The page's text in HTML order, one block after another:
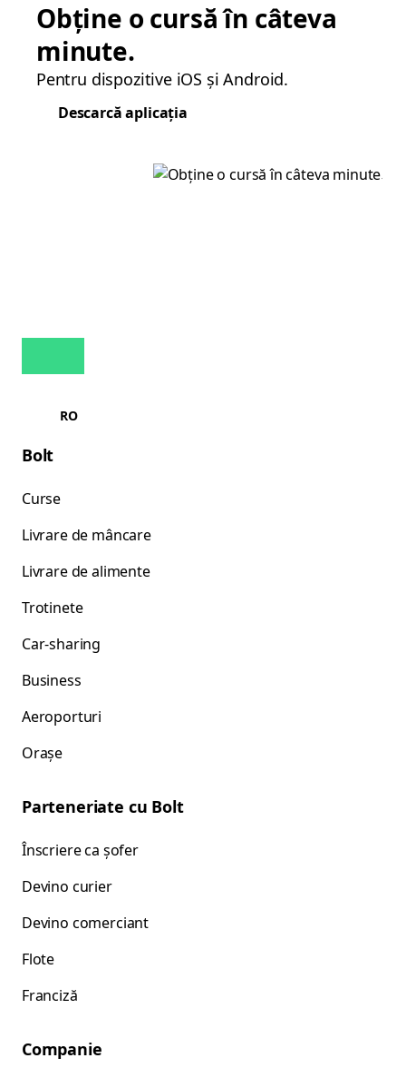
Obține o cursă în câteva
minute.
Pentru dispozitive iOS și Android.
Descarcă aplicația
RO
Bolt
Curse
Livrare de mâncare
Livrare de alimente
Trotinete
Car-sharing
Business
Aeroporturi
Orașe
Parteneriate cu Bolt
Înscriere ca șofer
Devino curier
Devino comerciant
Flote
Franciză
Companie